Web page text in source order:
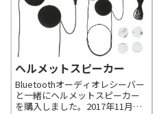
である程度の情報を把握する事
が出来ますが、特...
ヘルメットスピーカー
Bluetoothオーディオレシーバー
と一緒にヘルメットスピーカー
を購入しました。2017年11月